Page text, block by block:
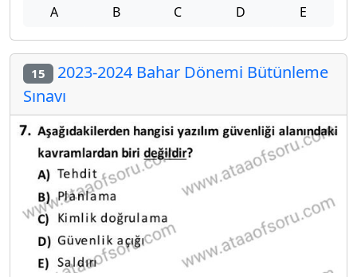
A B C D E
15 2023-2024 Bahar Dönemi Bütünleme
Sınavı